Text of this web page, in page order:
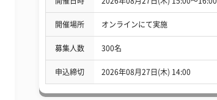
開催場所 オンラインにて実施
募集人数 300名
申込締切 2026年08月27日(木) 14:00